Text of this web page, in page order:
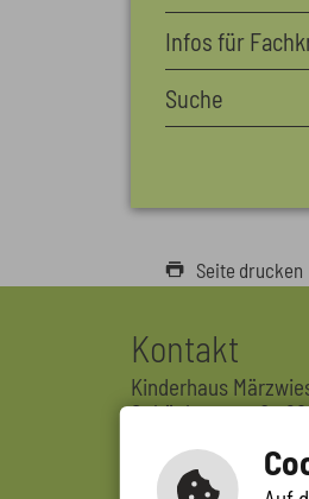
Infos für
Suche
Seite drucken
Kontakt
Kinderhaus
Schönbornstraße 28
Tel. : 06222